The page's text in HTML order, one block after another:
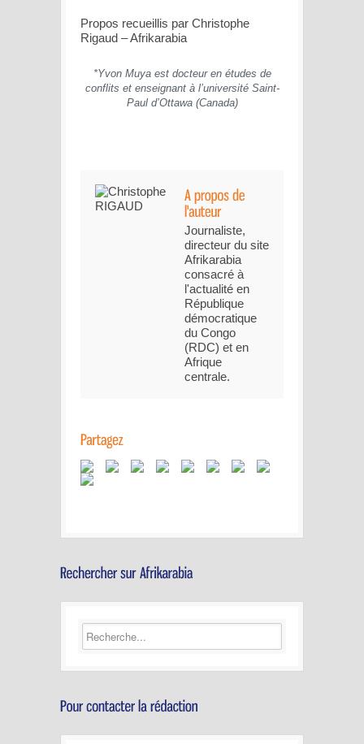
Propos recueillis par Christophe
Rigaud – Afrikarabia
*Yvon Muya est docteur en études de
conflits et enseignant à l’université Saint-
Paul d’Ottawa (Canada)
Journaliste,
directeur du site
Afrikarabia
consacré à
l'actualité en
République
démocratique
du Congo
(RDC) et en
Afrique
centrale.